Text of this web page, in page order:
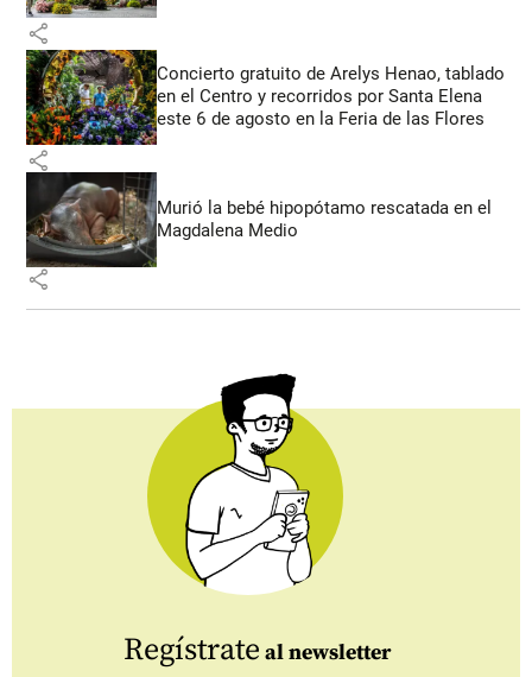
share
Concierto gratuito de Arelys Henao, tablado
en el Centro y recorridos por Santa Elena
este 6 de agosto en la Feria de las Flores
share
Murió la bebé hipopótamo rescatada en el
Magdalena Medio
share
Regístrate al newsletter